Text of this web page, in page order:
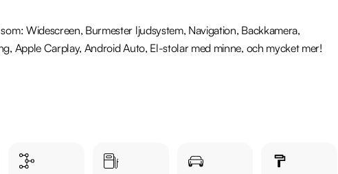
Widescreen, Burmester ljudsystem, Navigation, Backkamera,
Apple Carplay, Android Auto, El-stolar med minne, och mycket mer!